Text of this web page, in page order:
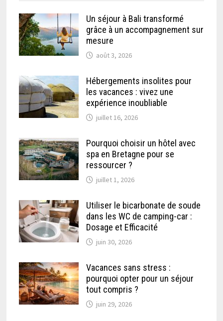
Un séjour à Bali transformé
grâce à un accompagnement sur
mesure
août 3, 2026
Hébergements insolites pour
les vacances : vivez une
expérience inoubliable
juillet 16, 2026
Pourquoi choisir un hôtel avec
spa en Bretagne pour se
ressourcer ?
juillet 1, 2026
Utiliser le bicarbonate de soude
dans les WC de camping-car :
Dosage et Efficacité
juin 30, 2026
Vacances sans stress :
pourquoi opter pour un séjour
tout compris ?
juin 29, 2026